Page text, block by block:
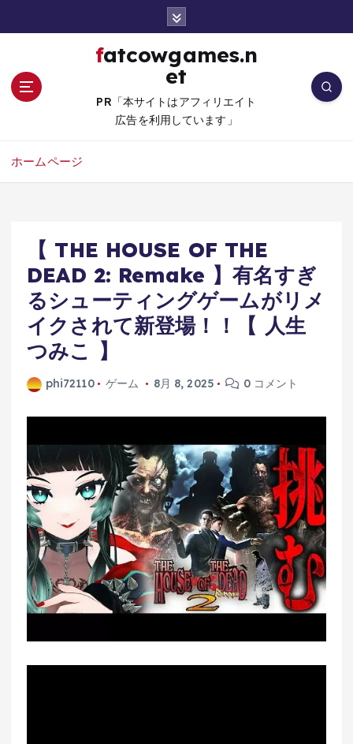
fatcowgames.n
et
PR「本サイトはアフィリエイト
広告を利用しています」
ホームページ
【 THE HOUSE OF THE
DEAD 2: Remake 】有名すぎ
るシューティングゲームがリメ
イクされて新登場！！【 人生
つみこ 】
phi72110 ゲーム 8月 8, 2025 0 コメント